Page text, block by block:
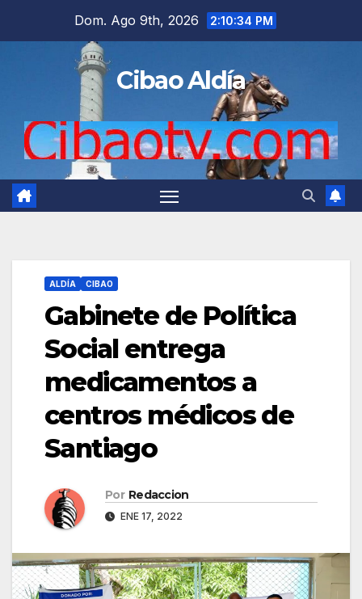
Dom. Ago 9th, 2026 2:10:35 PM
Cibao Aldía
ALDÍA CIBAO
Gabinete de Política
Social entrega
medicamentos a
centros médicos de
Santiago
Por Redaccion
ENE 17, 2022